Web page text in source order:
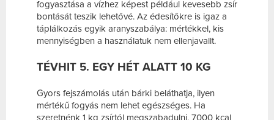
fogyasztása a vízhez képest például kevesebb zsír
bontását teszik lehetővé. Az édesítőkre is igaz a
táplálkozás egyik aranyszabálya: mértékkel, kis
mennyiségben a használatuk nem ellenjavallt.
TÉVHIT 5. EGY HÉT ALATT 10 KG
Gyors fejszámolás után bárki beláthatja, ilyen
mértékű fogyás nem lehet egészséges. Ha